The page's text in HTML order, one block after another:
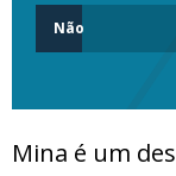
Não
Mina é um